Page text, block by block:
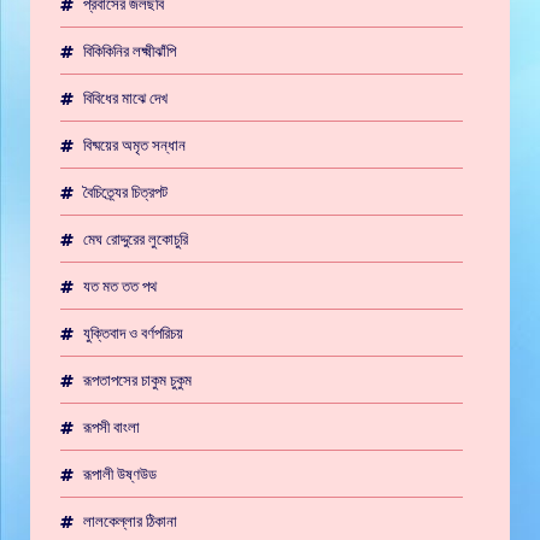
বিকিকিনির লক্ষ্মীঝাঁপি
বিবিধের মাঝে দেখ
বিষ্ময়ের অমৃত সন্ধান
বৈচিত্র্যের চিত্রপট
মেঘ রোদ্দুরের লুকোচুরি
যত মত তত পথ
যুক্তিবাদ ও বর্ণপরিচয়
রূপতাপসের চাকুম চুকুম
রূপসী বাংলা
রূপালী উষ্ণউড
লালকেল্লার ঠিকানা